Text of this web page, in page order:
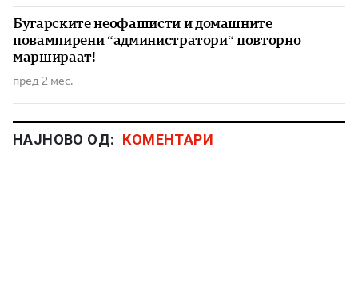
Бугарските неофашисти и домашните
повампирени “администратори“ повторно
маршираат!
пред 2 мес.
НАЈНОВО ОД: КОМЕНТАРИ